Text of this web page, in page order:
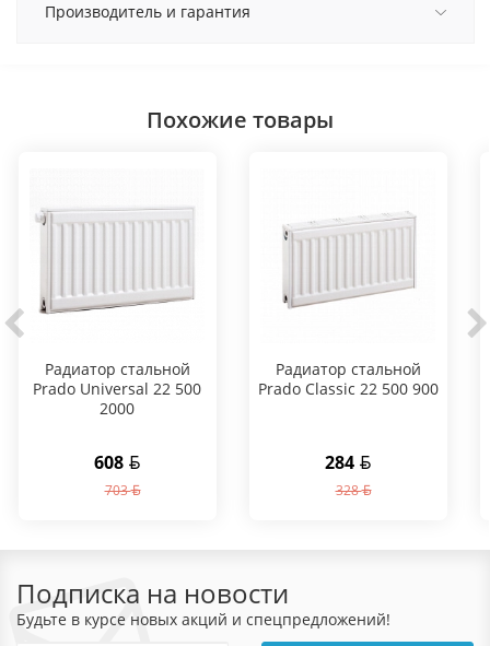
Производитель и гарантия
Похожие товары
Радиатор стальной
Prado Universal 22 500
2000
608
703
Радиатор стальной
Prado Classic 22 500 900
284
328
Подписка на новости
Будьте в курсе новых акций и спецпредложений!